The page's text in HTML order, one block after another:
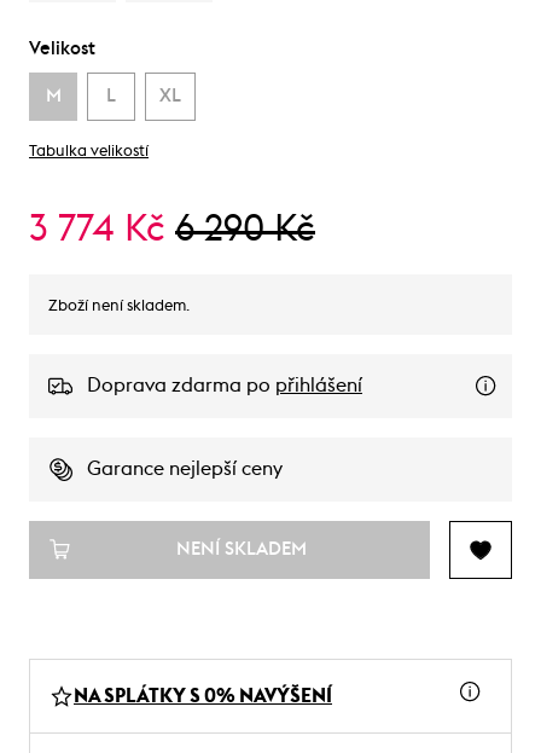
Velikost
M L XL
Tabulka velikostí
3 774 Kč 6 290 Kč
Zboží není skladem.
Doprava zdarma po přihlášení
Garance nejlepší ceny
NENÍ SKLADEM
NA SPLÁTKY S 0% NAVÝŠENÍ